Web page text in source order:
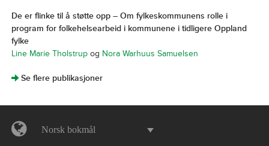
De er flinke til å støtte opp – Om fylkeskommunens rolle i
program for folkehelsearbeid i kommunene i tidligere Oppland
fylke
Line Marie Tholstrupog Nora Warhuus Samuelsen
]Se flere publikasjoner
Norsk bokmål